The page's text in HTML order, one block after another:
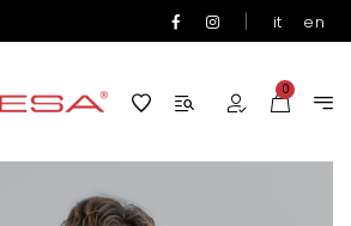
| it en
0